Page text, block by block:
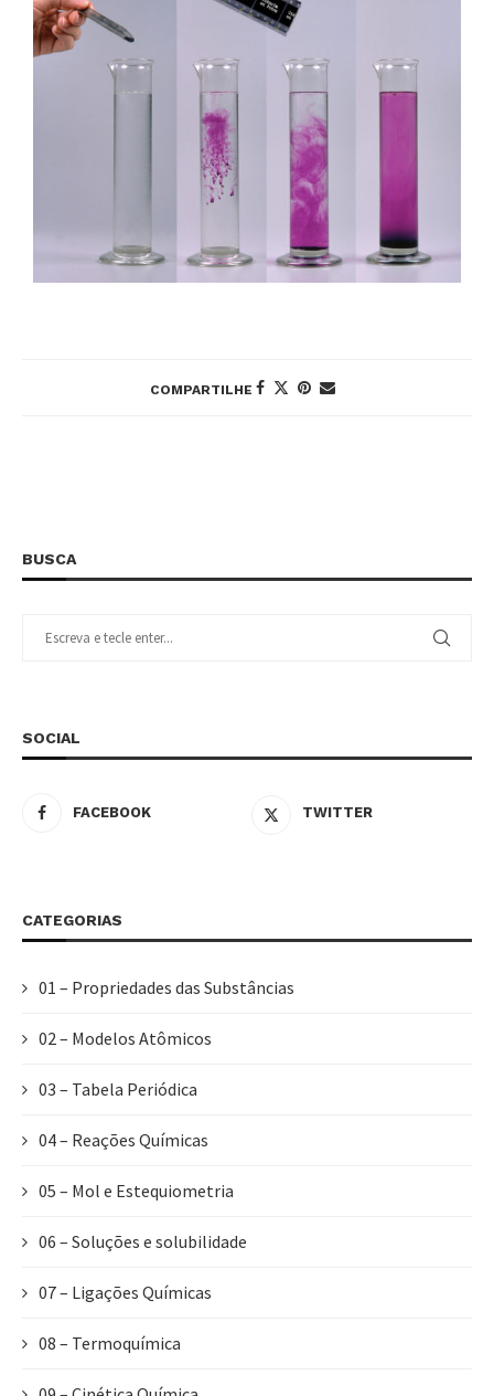
COMPARTILHE
BUSCA
SOCIAL
FACEBOOK TWITTER
CATEGORIAS
01 – Propriedades das Substâncias
02 – Modelos Atômicos
03 – Tabela Periódica
04 – Reações Químicas
05 – Mol e Estequiometria
06 – Soluções e solubilidade
07 – Ligações Químicas
08 – Termoquímica